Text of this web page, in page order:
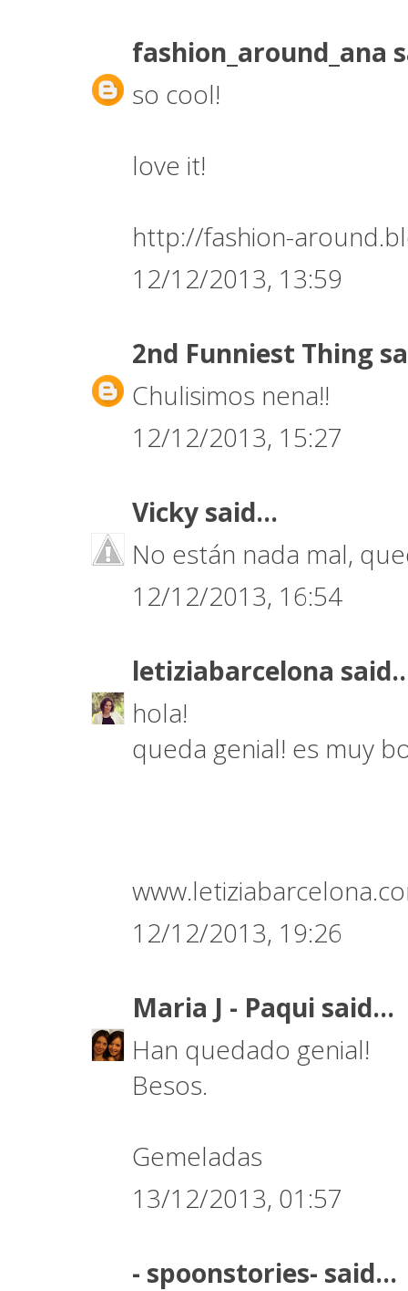
fashion_around_ana
so cool!
love it!
http://fashion-
12/12/2013, 13:59
2nd Funniest Thing
Chulisimos nena!!
12/12/2013, 15:27
Vicky said...
No están nada mal,
12/12/2013, 16:54
letiziabarcelona
hola!
queda genial! es muy
12/12/2013, 19:26
Maria J - Paqui said...
Han quedado genial!
Besos.
Gemeladas
13/12/2013, 01:57
- spoonstories- said...